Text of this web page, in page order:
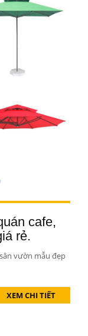
cafe,
rẻ.
vườn mẫu đẹp
XEM CHI TIẾT